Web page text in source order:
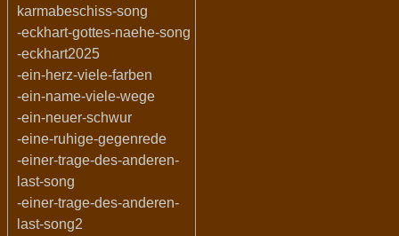
karmabeschiss-song
-eckhart-gottes-naehe-song
-eckhart2025
-ein-herz-viele-farben
-ein-name-viele-wege
-ein-neuer-schwur
-eine-ruhige-gegenrede
-einer-trage-des-anderen-
last-song
-einer-trage-des-anderen-
last-song2